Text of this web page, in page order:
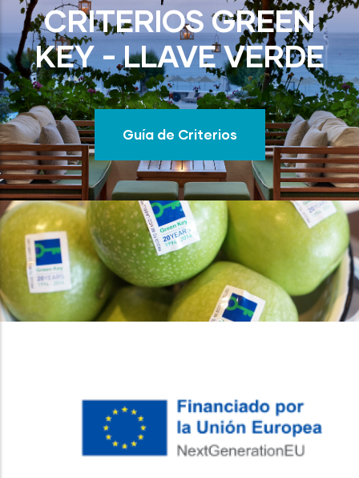
CRITERIOS GREEN
KEY - LLAVE VERDE
Guía de Criterios